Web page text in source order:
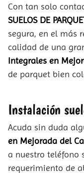
Con tan solo
SUELOS DE
segura, en el más
calidad de una
Integrales en
de parquet bien
Instalación
Acuda sin duda
en Mejorada del
a nuestro teléfono
requerimiento de